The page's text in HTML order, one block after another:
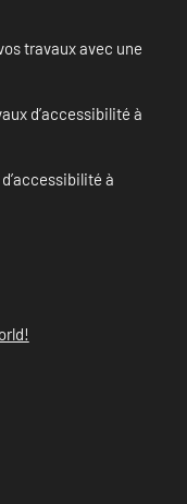
travaux avec une
d’accessibilité à
à